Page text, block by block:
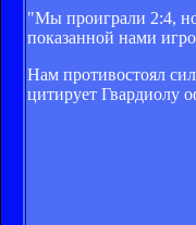
"Мы проиграли 2:4,
показанной нами
Нам противостоял
цитирует Гвардиолу